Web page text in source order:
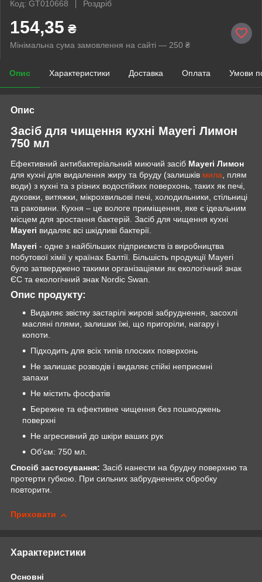
Код: GT010668
Роздріб
154,35 ₴
Мінімальна сума замовлення на сайті — 250 ₴
Опис Характеристики Доставка Оплата Умови
Опис
Засіб для чищення кухні Mayeri Лимон
750 мл
Ефективний антибактеріальний миючий засіб Mayeri Лимон
для кухні для видалення жиру та бруду (залишків мила, плям
води) з кухні та з різних водостійких поверхонь, таких як печі,
духовки, витяжки, мікрохвильові печі, холодильники, стільниці
та раковини. Кухня – це вологе приміщення, яке є ідеальним
місцем для зростання бактерій. Засіб для чищення кухні
Mayeri видаляє всі шкідливі бактерії.
Mayeri - одне з найбільших підприємств із виробництва
побутової хімії у країнах Балтії. Більшість продукції Mayeri
було затверджено такими організаціями як екологічний знак
ЄС та екологічний знак Nordic Swan.
Опис продукту:
Видаляє звістку застарілі жирові забруднення, засохлі
масляні плями, залишки їжі, що пригоріли, нагару і
копоти.
Підходить для всіх типів плоских поверхонь
Не залишає розводів і видаляє стійкі неприємні
запахи
Не містить фосфатів
Бережне та ефективне чищення без пошкоджень
поверхні
Не агресивний до шкіри ваших рук
Об'єм: 750 мл.
Спосіб застосування: Засіб нанести на брудну поверхню та
протерти губкою. При сильних забрудненнях обробку
повторити.
Приховати
Характеристики
Основні